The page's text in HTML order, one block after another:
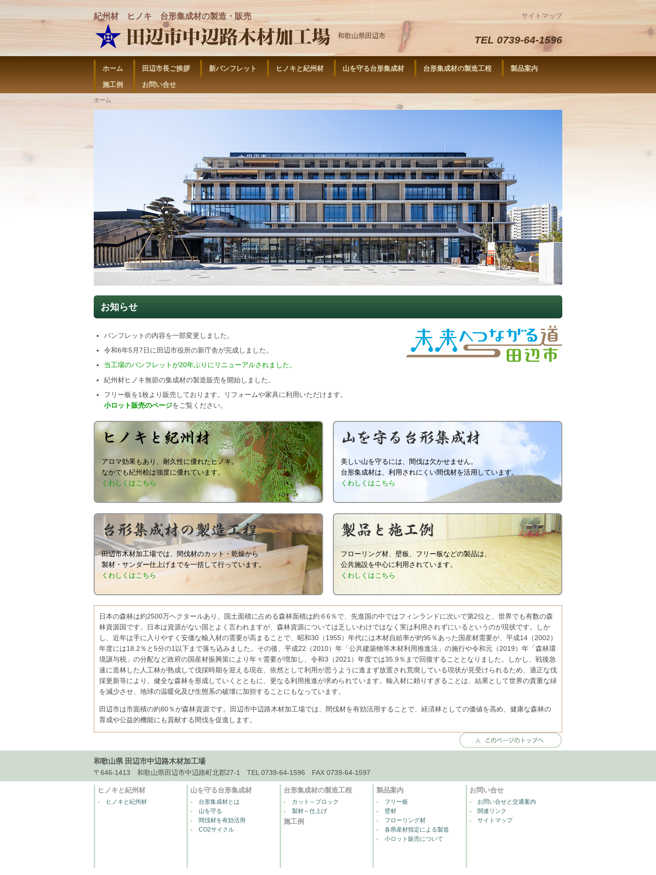
紀州材 ヒノキ 台形集成材の製造・販売
和歌山県田辺市
サイトマップ
TEL 0739-64-1596
ホーム 田辺市長ご挨拶 新パンフレット ヒノキと紀州材 山を守る台形集成材 台形集成材の製造工程 製品案内
施工例 お問い合せ
ホーム
お知らせ
パンフレットの内容を一部変更しました。
令和6年5月7日に田辺市役所の新庁舎が完成しました。
当工場のパンフレットが20年ぶりにリニューアルされました。
紀州材ヒノキ無節の集成材の製造販売を開始しました。
フリー板を1枚より販売しております。リフォームや家具に利用いただけます。
小ロット販売のページをご覧ください。
アロマ効果もあり、耐久性に優れたヒノキ。
なかでも紀州桧は強度に優れています。
くわしくはこちら
美しい山を守るには、間伐は欠かせません。
台形集成材は、利用されにくい間伐材を活用しています。
くわしくはこちら
田辺市木材加工場では、間伐材のカット・乾燥から
製材・サンダー仕上げまでを一括して行っています。
くわしくはこちら
フローリング材、壁板、フリー板などの製品は、
公共施設を中心に利用されています。
くわしくはこちら
日本の森林は約2500万ヘクタールあり、国土面積に占める森林面積は約６6％で、先進国の中ではフィンランドに次いで第2位と、世界でも有数の森
林資源国です。日本は資源がない国とよく言われますが、森林資源については乏しいわけではなく実は利用されずにいるというのが現状です。しか
し、近年は手に入りやすく安価な輸入材の需要が高まることで、昭和30（1955）年代には木材自給率が約95％あった国産材需要が、平成14（2002）
年度には18.2％と5分の1以下まで落ち込みました。その後、平成22（2010）年「公共建築物等木材利用推進法」の施行や令和元（2019）年「森林環
境譲与税」の分配など政府の国産材振興策により年々需要が増加し、令和3（2021）年度では35.9％まで回復することとなりました。しかし、戦後急
速に造林した人工林が熟成して伐採時期を迎える現在、依然として利用が思うように進まず放置され荒廃している現状が見受けられるため、適正な伐
採更新等により、健全な森林を形成していくとともに、更なる利用推進が求められています。 輸入材に頼りすぎることは、結果として世界の貴重な緑
を減少させ、地球の温暖化及び生態系の破壊に加担することにもなっています。
田辺市は市面積の約80％が森林資源です。田辺市中辺路木材加工場では、間伐材を有効活用することで、経済林としての価値を高め、健康な森林の
育成や公益的機能にも貢献する間伐を促進します。
和歌山県 田辺市中辺路木材加工場
〒646-1413 和歌山県田辺市中辺路町北郡27-1 TEL 0739-64-1596 FAX 0739-64-1597
ヒノキと紀州材
ヒノキと紀州材
山を守る台形集成材
台形集成材とは
山を守る
間伐材を有効活用
CO2サイクル
台形集成材の製造工程
カット～ブロック
製材～仕上げ
施工例
製品案内
フリー板
壁材
フローリング材
各県産材指定による製造
小ロット販売について
お問い合せ
お問い合せと交通案内
関連リンク
サイトマップ